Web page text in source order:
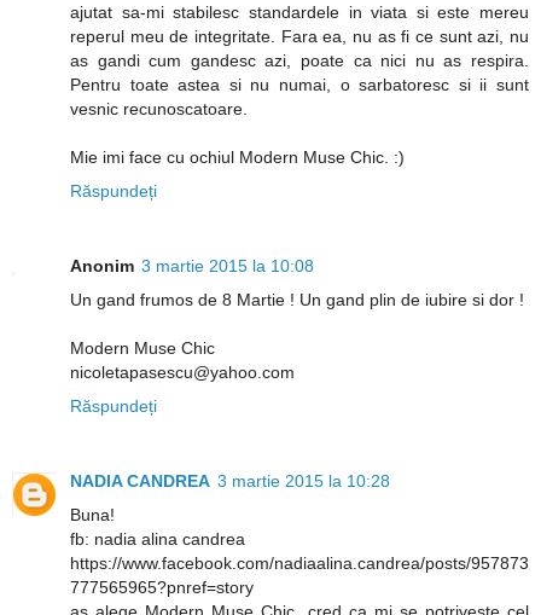
ajutat sa-mi stabilesc standardele in viata si este mereu
reperul meu de integritate. Fara ea, nu as fi ce sunt azi, nu
as gandi cum gandesc azi, poate ca nici nu as respira.
Pentru toate astea si nu numai, o sarbatoresc si ii sunt
vesnic recunoscatoare.
Mie imi face cu ochiul Modern Muse Chic. :)
Răspundeți
Anonim 3 martie 2015 la 10:08
Un gand frumos de 8 Martie ! Un gand plin de iubire si dor !
Modern Muse Chic
nicoletapasescu@yahoo.com
Răspundeți
NADIA CANDREA 3 martie 2015 la 10:28
Buna!
fb: nadia alina candrea
https://www.facebook.com/nadiaalina.candrea/posts/957873
777565965?pnref=story
as alege Modern Muse Chic, cred ca mi se potriveste cel